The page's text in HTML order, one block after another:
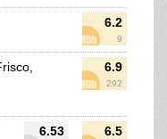
6.2
9
6.9
292
6.53 6.5